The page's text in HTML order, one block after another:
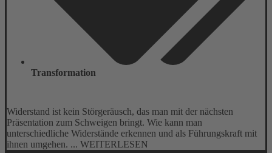
Transformation
Widerstand ist kein Störgeräusch, das man mit der nächsten
Präsentation zum Schweigen bringt. Wie kann man
unterschiedliche Widerstände erkennen und als Führungskraft mit
ihnen umgehen. ... WEITERLESEN